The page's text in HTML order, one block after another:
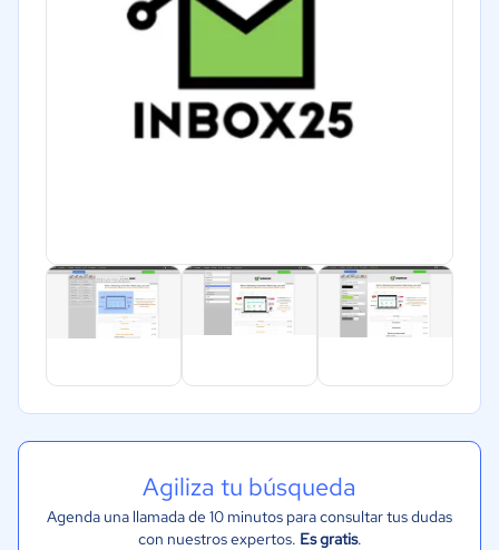
Agiliza tu búsqueda
Agenda una llamada de 10 minutos para consultar tus dudas
con nuestros expertos. Es gratis.